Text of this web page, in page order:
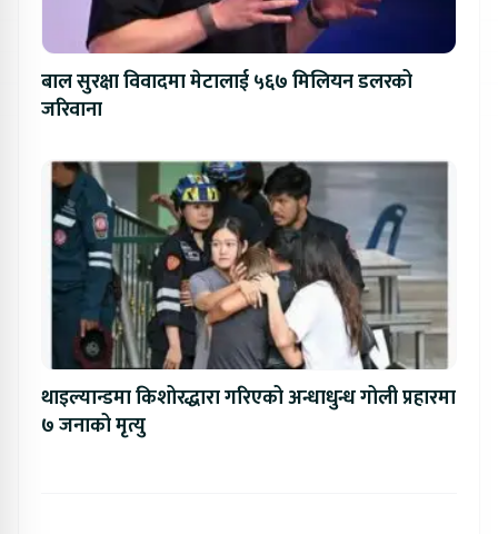
बाल सुरक्षा विवादमा मेटालाई ५६७ मिलियन डलरको
जरिवाना
थाइल्यान्डमा किशोरद्धारा गरिएको अन्धाधुन्ध गोली प्रहारमा
७ जनाको मृत्यु